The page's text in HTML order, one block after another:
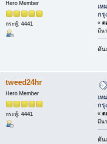
Hero Member
กระทู้: 4441
เห
กรุ
« ต
มีน
ดัน
tweed24hr
Hero Member
กระทู้: 4441
เห
กรุ
« ต
มีน
ดัน